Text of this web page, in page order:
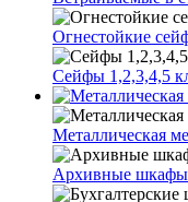
Огнестойкие
Сейфы 1,2,3,4,5
Металлическая
Архивные